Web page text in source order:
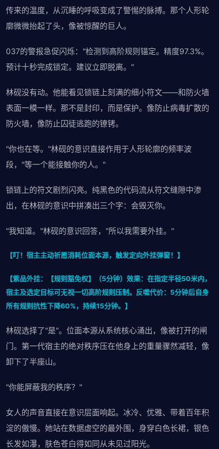
传来的温度，从沉睡的呼吸变成了警惕的脉搏。那个人形轮
廓微微抬起了头，像被惊醒的巨人。
037的警报急促闪烁："检测到高阶规则锚定。精度97.3%。
预计十秒完成锁定。建议立即脱离。"
林砚没有动。他能看见锁链上刻满的细小符文——和防火墙
表面一模一样。那不是封印，而是保护。像防止病毒扩散的
防火墙，像防止囚徒逃跑的镣铐。
"你也在等。"林砚的意识直接作用于人形轮廓的频率波
段，"等一个能接触你的人。"
锁链上的符文剧烈闪亮。纯黑色的代码流从符文缝隙中渗
出，在林砚的意识中拼凑出三个字：会毁灭你。
"我知道。"林砚的意识回答，"所以我需要外挂。"
【叮！宿主主动祈愿消耗位面本源，触发定向外挂弹窗！】
【紫品外挂：【规则豁免权】（5分钟）效果：在指定半径50米内，
宿主及选定目标可无视一切高阶规则压制。反噬代价：5分钟后自身
所有规则抗性下降60%，持续15分钟。】
林砚选择了"是"。位面本源从系统核心涌出，像被打开的闸
门。第一代宿主的绝对秩序压在他身上的重量骤然减轻，像
卸下了半座山。
"你能屏蔽我的秩序？"
女人的声音直接在意识层面响起。冰冷、优雅、带着百年积
淀的傲慢。她站在数据虚空的最外围，身穿白色长裙，银色
长发如瀑，肤色苍白得如同从未见过阳光。